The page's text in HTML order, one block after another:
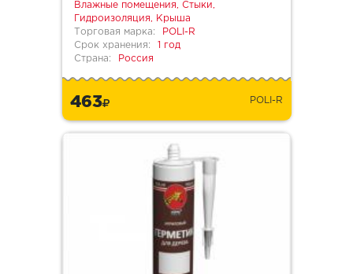
Влажные помещения, Стыки,
Гидроизоляция, Крыша
Торговая марка:
POLI-R
Срок хранения:
1 год
Страна:
Россия
463 POLI-R